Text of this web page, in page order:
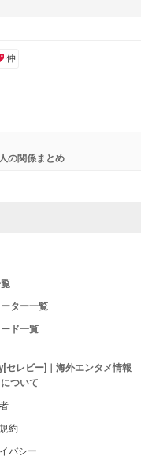
仲
の関係まとめ
ター一覧
ド一覧
セレビー]｜海外エンタメ情報
ついて
約
バシー